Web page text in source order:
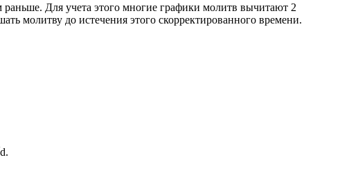
Для учета этого многие графики молитв вычитают 2
молитву до истечения этого скорректированного времени.